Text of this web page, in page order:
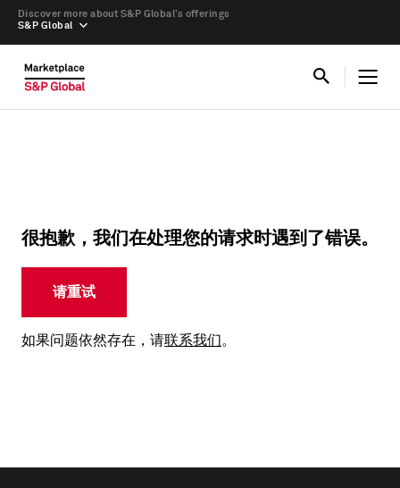
S&P Global
Discover more about S&P Global’s offerings
很抱歉，我们在处理您的请求时遇到了错误。
请重试
如果问题依然存在，请联系我们。